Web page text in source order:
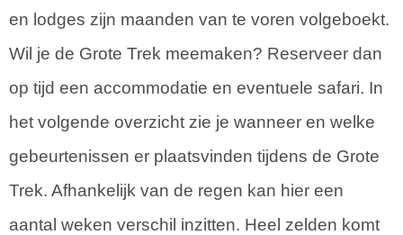
en lodges zijn maanden van te voren volgeboekt.
Wil je de Grote Trek meemaken? Reserveer dan
op tijd een accommodatie en eventuele safari. In
het volgende overzicht zie je wanneer en welke
gebeurtenissen er plaatsvinden tijdens de Grote
Trek. Afhankelijk van de regen kan hier een
aantal weken verschil inzitten. Heel zelden komt